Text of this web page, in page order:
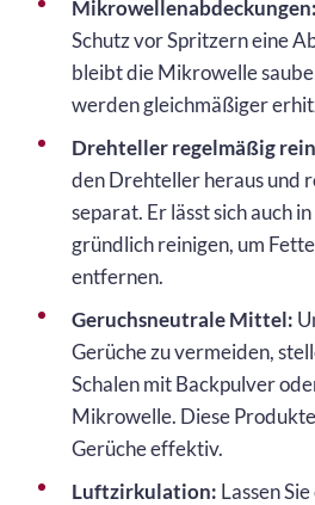
Mikrowellenabdeckungen:
Schutz vor Spritzern eine
bleibt die Mikrowelle
werden gleichmäßiger
Drehteller regelmäßig
den Drehteller heraus und
separat. Er lässt sich auch
gründlich reinigen, um
entfernen.
Geruchsneutrale Mittel:
Gerüche zu vermeiden,
Schalen mit Backpulver
Mikrowelle. Diese
Gerüche effektiv.
Luftzirkulation: Lassen